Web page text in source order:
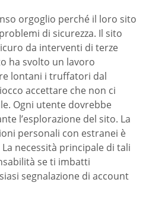
orgoglio perché il loro sito
di sicurezza. Il sito
da interventi di terze
ha svolto un lavoro
lontani i truffatori dal
accettare che non ci
Ogni utente dovrebbe
l’esplorazione del sito. La
personali con estranei è
necessità principale di tali
se ti imbatti
segnalazione di account